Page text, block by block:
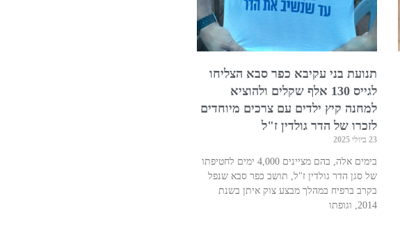
תנועת בני עקיבא כפר סבא הצליחו
לגייס 130 אלף שקלים ולהוציא
למחנה קיץ ילדים עם צרכים מיוחדים
לזכרו של הדר גולדין ז"ל
23 ביולי 2025
בימים אלה, בהם מציינים 4,000 ימים לחטיפתו
של סגן הדר גולדין ז"ל, תושב כפר סבא שנפל
בקרב ברפיח במהלך מבצע צוק איתן בשנת
2014, וגופתו